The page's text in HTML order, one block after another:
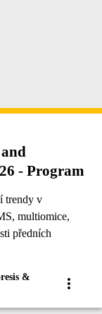
- Program
trendy v
multiomice,
předních
&